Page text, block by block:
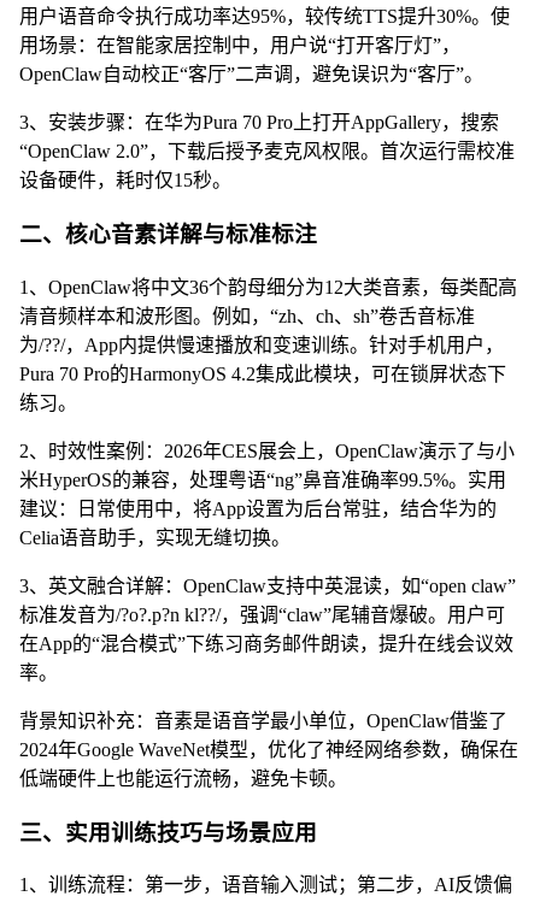
用户语音命令执行成功率达95%，较传统TTS提升30%。使
用场景：在智能家居控制中，用户说“打开客厅灯”，
OpenClaw自动校正“客厅”二声调，避免误识为“客厅”。
3、安装步骤：在华为Pura 70 Pro上打开AppGallery，搜索
“OpenClaw 2.0”，下载后授予麦克风权限。首次运行需校准
设备硬件，耗时仅15秒。
二、核心音素详解与标准标注
1、OpenClaw将中文36个韵母细分为12大类音素，每类配高
清音频样本和波形图。例如，“zh、ch、sh”卷舌音标准
为/??/，App内提供慢速播放和变速训练。针对手机用户，
Pura 70 Pro的HarmonyOS 4.2集成此模块，可在锁屏状态下
练习。
2、时效性案例：2026年CES展会上，OpenClaw演示了与小
米HyperOS的兼容，处理粤语“ng”鼻音准确率99.5%。实用
建议：日常使用中，将App设置为后台常驻，结合华为的
Celia语音助手，实现无缝切换。
3、英文融合详解：OpenClaw支持中英混读，如“open claw”
标准发音为/?o?.p?n kl??/，强调“claw”尾辅音爆破。用户可
在App的“混合模式”下练习商务邮件朗读，提升在线会议效
率。
背景知识补充：音素是语音学最小单位，OpenClaw借鉴了
2024年Google WaveNet模型，优化了神经网络参数，确保在
低端硬件上也能运行流畅，避免卡顿。
三、实用训练技巧与场景应用
1、训练流程：第一步，语音输入测试；第二步，AI反馈偏